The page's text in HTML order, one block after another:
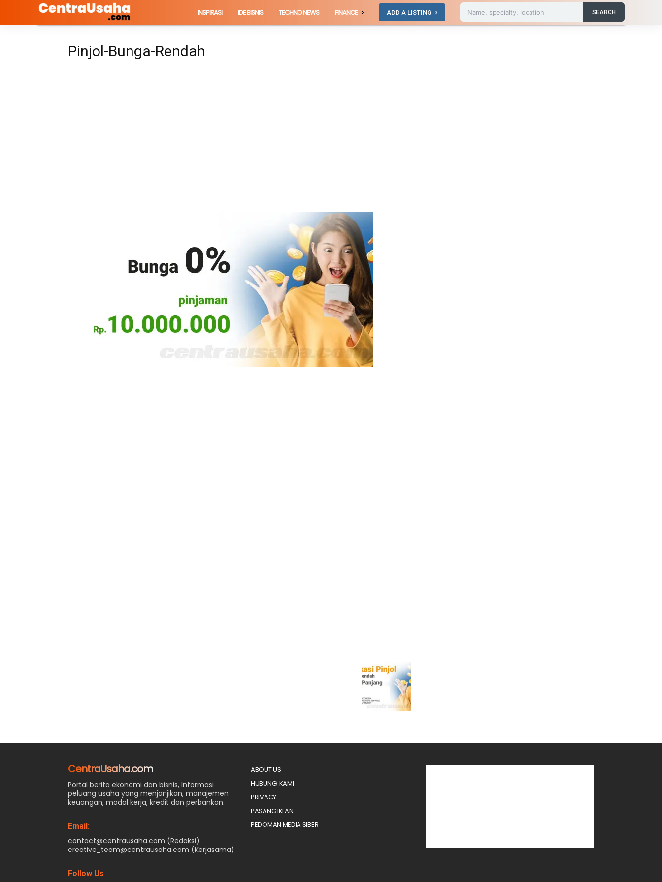
INSPIRASI IDE BISNIS TECHNO NEWS FINANCE ADD A LISTING Name, specialty, location SEARCH
Pinjol-Bunga-Rendah
CentraUsaha.com
Portal berita ekonomi dan bisnis, Informasi
peluang usaha yang menjanjikan, manajemen
keuangan, modal kerja, kredit dan perbankan.
Email:
contact@centrausaha.com (Redaksi)
creative_team@centrausaha.com (Kerjasama)
Follow Us
ABOUT US
HUBUNGI KAMI
PRIVACY
PASANG IKLAN
PEDOMAN MEDIA SIBER